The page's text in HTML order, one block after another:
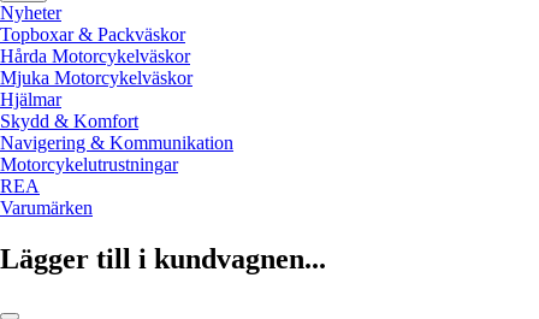
Nyheter
Topboxar & Packväskor
Hårda Motorcykelväskor
Mjuka Motorcykelväskor
Hjälmar
Skydd & Komfort
Navigering & Kommunikation
Motorcykelutrustningar
REA
Varumärken
Lägger till i kundvagnen...